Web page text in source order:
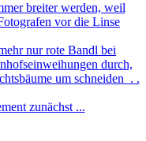
breiter werden, weil
vor die Linse
nur rote Bandl bei
durch,
um schneiden . .
zunächst ...